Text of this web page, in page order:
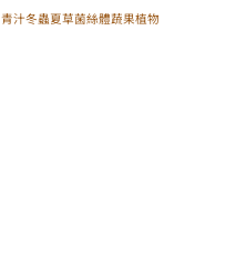
青汁冬蟲夏草菌絲體蔬果植物